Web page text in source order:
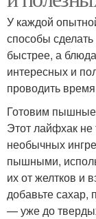
У каждой
способы
быстрее, а
интересных и
проводить
Готовим пышные
Этот лайфхак не
необычных
пышными,
их от желтков и
добавьте сахар,
— уже до